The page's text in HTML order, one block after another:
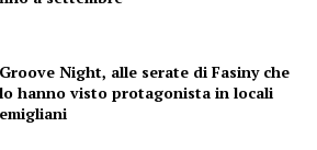
Groove Night, alle serate di Fasiny che
lo hanno visto protagonista in locali
emigliani